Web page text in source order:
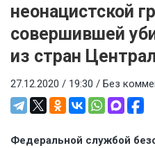
неонацистской
совершившей
из стран
27.12.2020 / 19:30 / Без
Федеральной службой